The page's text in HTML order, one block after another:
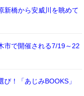
新橋から安威川を眺めて
市で開催される7/19～22
！「あじみBOOKS」